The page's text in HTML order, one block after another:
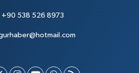
+90 538 526 8973